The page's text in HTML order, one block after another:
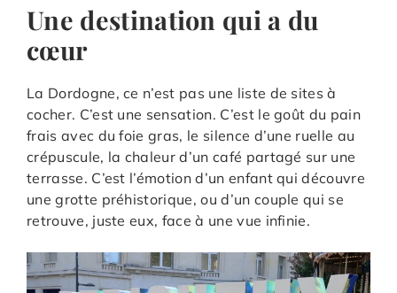
Une destination qui a du
cœur
La Dordogne, ce n’est pas une liste de sites à
cocher. C’est une sensation. C’est le goût du pain
frais avec du foie gras, le silence d’une ruelle au
crépuscule, la chaleur d’un café partagé sur une
terrasse. C’est l’émotion d’un enfant qui découvre
une grotte préhistorique, ou d’un couple qui se
retrouve, juste eux, face à une vue infinie.